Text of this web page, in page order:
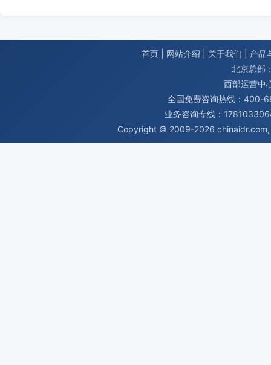
首页 网站介绍 关于我们
产品
北京总部
西部运营中
全国免费咨询热线：400-
业务咨询专线：
Copyright © 2009-2026 chinaidr.com